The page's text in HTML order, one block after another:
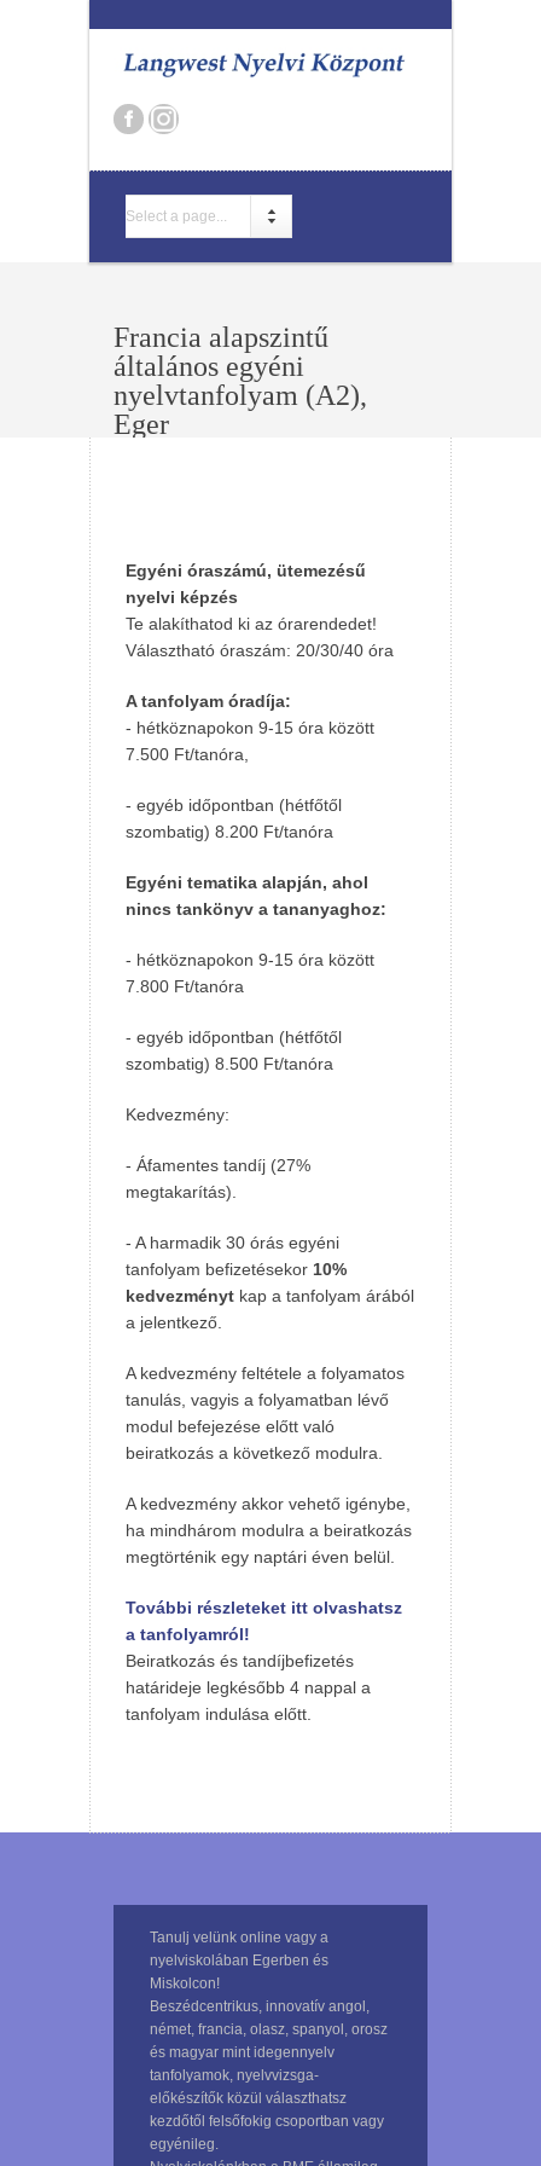
Select a page...
Francia alapszintű
általános egyéni
nyelvtanfolyam (A2),
Eger
Egyéni óraszámú, ütemezésű
nyelvi képzés
Te alakíthatod ki az órarendedet!
Választható óraszám: 20/30/40 óra
A tanfolyam óradíja:
- hétköznapokon 9-15 óra között
7.500 Ft/tanóra,
- egyéb időpontban (hétfőtől
szombatig) 8.200 Ft/tanóra
Egyéni tematika alapján, ahol
nincs tankönyv a tananyaghoz:
- hétköznapokon 9-15 óra között
7.800 Ft/tanóra
- egyéb időpontban (hétfőtől
szombatig) 8.500 Ft/tanóra
Kedvezmény:
- Áfamentes tandíj (27%
megtakarítás).
- A harmadik 30 órás egyéni
tanfolyam befizetésekor 10%
kedvezményt kap a tanfolyam árából
a jelentkező.
A kedvezmény feltétele a folyamatos
tanulás, vagyis a folyamatban lévő
modul befejezése előtt való
beiratkozás a következő modulra.
A kedvezmény akkor vehető igénybe,
ha mindhárom modulra a beiratkozás
megtörténik egy naptári éven belül.
További részleteket itt olvashatsz
a tanfolyamról!
Beiratkozás és tandíjbefizetés
határideje legkésőbb 4 nappal a
tanfolyam indulása előtt.
Tanulj velünk online vagy a
nyelviskolában Egerben és
Miskolcon!
Beszédcentrikus, innovatív angol,
német, francia, olasz, spanyol, orosz
és magyar mint idegennyelv
tanfolyamok, nyelvvizsga-
előkészítők közül választhatsz
kezdőtől felsőfokig csoportban vagy
egyénileg.